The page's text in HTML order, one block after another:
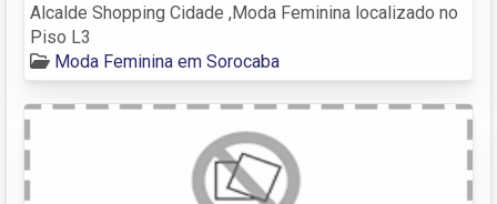
Alcalde Shopping Cidade ,Moda Feminina localizado no
Piso L3
Moda Feminina em Sorocaba